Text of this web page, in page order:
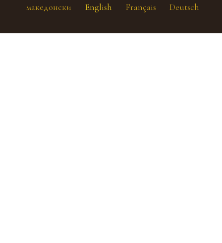
македонски English Français Deutsch